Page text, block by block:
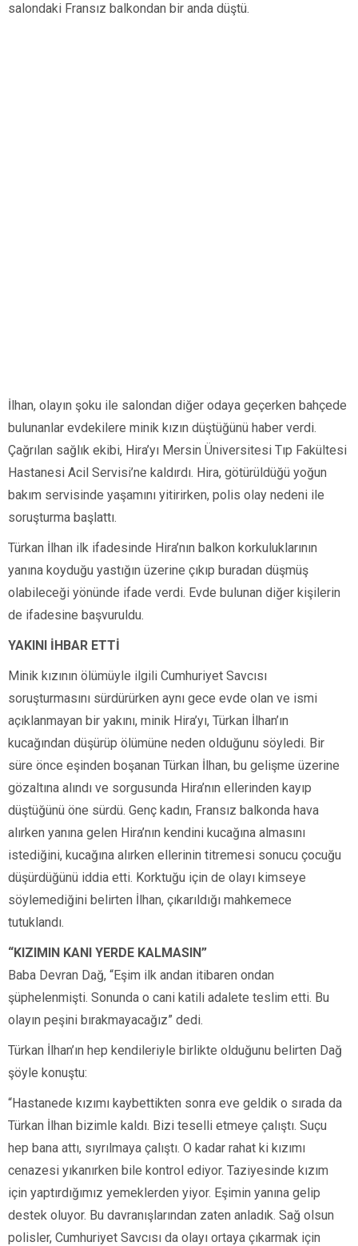
salondaki Fransız balkondan bir anda düştü.
İlhan, olayın şoku ile salondan diğer odaya geçerken bahçede
bulunanlar evdekilere minik kızın düştüğünü haber verdi.
Çağrılan sağlık ekibi, Hira’yı Mersin Üniversitesi Tıp Fakültesi
Hastanesi Acil Servisi’ne kaldırdı. Hira, götürüldüğü yoğun
bakım servisinde yaşamını yitirirken, polis olay nedeni ile
soruşturma başlattı.
Türkan İlhan ilk ifadesinde Hira’nın balkon korkuluklarının
yanına koyduğu yastığın üzerine çıkıp buradan düşmüş
olabileceği yönünde ifade verdi. Evde bulunan diğer kişilerin
de ifadesine başvuruldu.
YAKINI İHBAR ETTİ
Minik kızının ölümüyle ilgili Cumhuriyet Savcısı
soruşturmasını sürdürürken aynı gece evde olan ve ismi
açıklanmayan bir yakını, minik Hira’yı, Türkan İlhan’ın
kucağından düşürüp ölümüne neden olduğunu söyledi. Bir
süre önce eşinden boşanan Türkan İlhan, bu gelişme üzerine
gözaltına alındı ve sorgusunda Hira’nın ellerinden kayıp
düştüğünü öne sürdü. Genç kadın, Fransız balkonda hava
alırken yanına gelen Hira’nın kendini kucağına almasını
istediğini, kucağına alırken ellerinin titremesi sonucu çocuğu
düşürdüğünü iddia etti. Korktuğu için de olayı kimseye
söylemediğini belirten İlhan, çıkarıldığı mahkemece
tutuklandı.
“KIZIMIN KANI YERDE KALMASIN”
Baba Devran Dağ, “Eşim ilk andan itibaren ondan
şüphelenmişti. Sonunda o cani katili adalete teslim etti. Bu
olayın peşini bırakmayacağız” dedi.
Türkan İlhan’ın hep kendileriyle birlikte olduğunu belirten Dağ
şöyle konuştu:
“Hastanede kızımı kaybettikten sonra eve geldik o sırada da
Türkan İlhan bizimle kaldı. Bizi teselli etmeye çalıştı. Suçu
hep bana attı, sıyrılmaya çalıştı. O kadar rahat ki kızımı
cenazesi yıkanırken bile kontrol ediyor. Taziyesinde kızım
için yaptırdığımız yemeklerden yiyor. Eşimin yanına gelip
destek oluyor. Bu davranışlarından zaten anladık. Sağ olsun
polisler, Cumhuriyet Savcısı da olayı ortaya çıkarmak için